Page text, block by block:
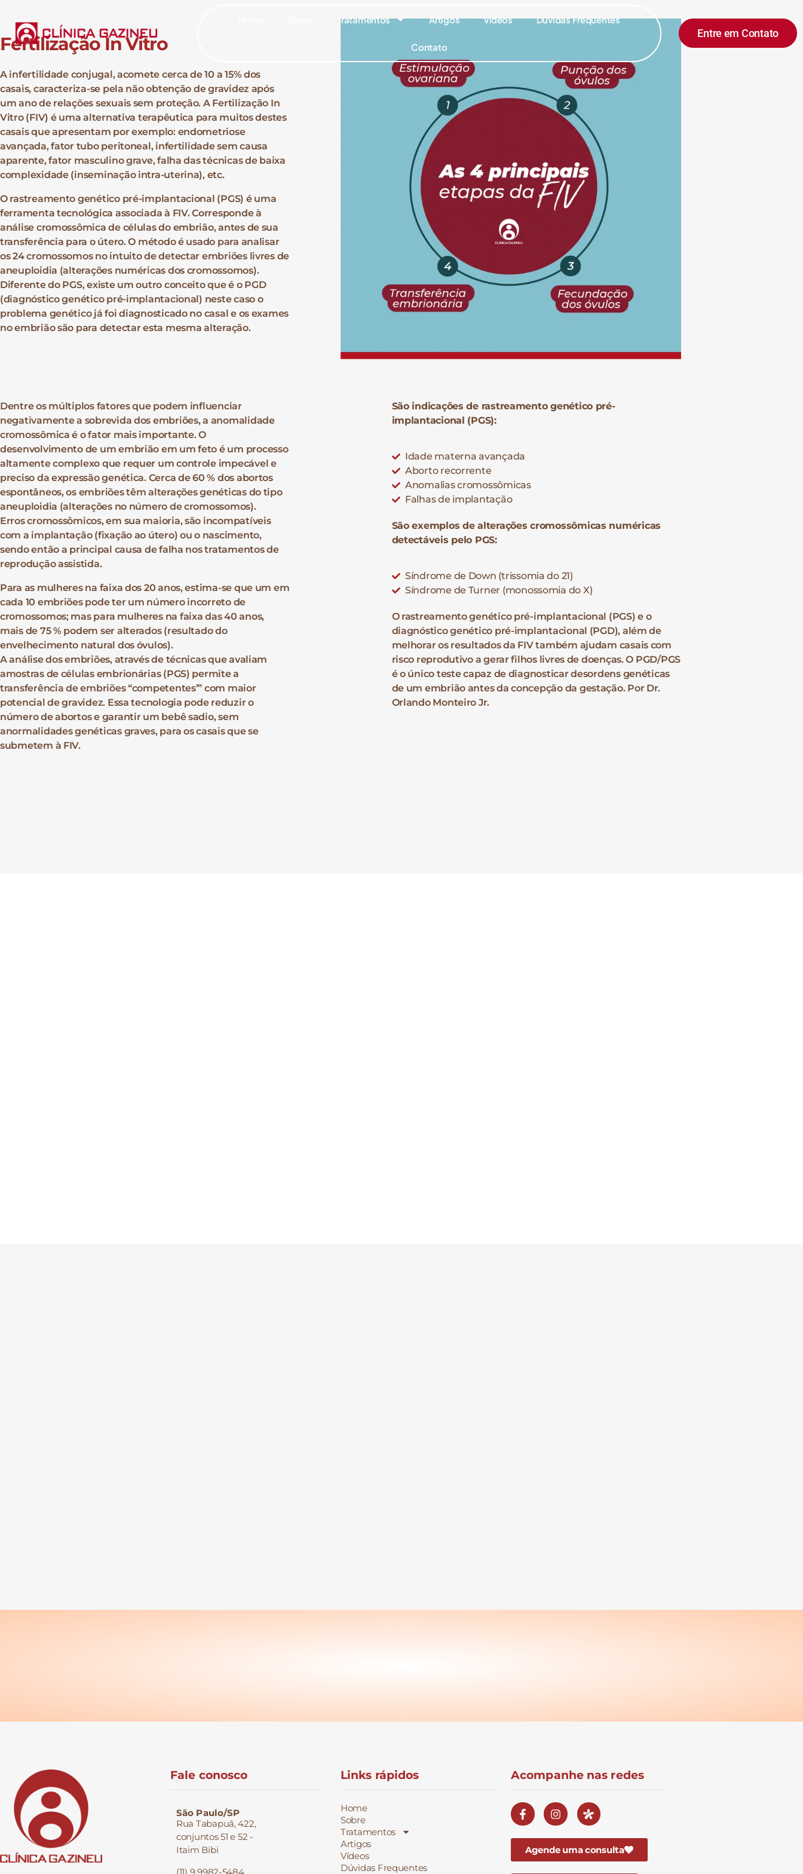
Tratamentos Artigos Vídeos Dúvidas Frequentes
Contato
Entre em Contato
Fertilização In Vitro
A infertilidade conjugal, acomete cerca de 10 a 15% dos
casais, caracteriza-se pela não obtenção de gravidez após
um ano de relações sexuais sem proteção. A Fertilização In
Vitro (FIV) é uma alternativa terapêutica para muitos destes
casais que apresentam por exemplo: endometriose
avançada, fator tubo peritoneal, infertilidade sem causa
aparente, fator masculino grave, falha das técnicas de baixa
complexidade (inseminação intra-uterina), etc.
O rastreamento genético pré-implantacional (PGS) é uma
ferramenta tecnológica associada à FIV. Corresponde à
análise cromossômica de células do embrião, antes de sua
transferência para o útero. O método é usado para analisar
os 24 cromossomos no intuito de detectar embriões livres de
aneuploidia (alterações numéricas dos cromossomos).
Diferente do PGS, existe um outro conceito que é o PGD
(diagnóstico genético pré-implantacional) neste caso o
problema genético já foi diagnosticado no casal e os exames
no embrião são para detectar esta mesma alteração.
Dentre os múltiplos fatores que podem influenciar
negativamente a sobrevida dos embriões, a anomalidade
cromossômica é o fator mais importante. O
desenvolvimento de um embrião em um feto é um processo
altamente complexo que requer um controle impecável e
preciso da expressão genética. Cerca de 60 % dos abortos
espontâneos, os embriões têm alterações genéticas do tipo
aneuploidia (alterações no número de cromossomos).
Erros cromossômicos, em sua maioria, são incompatíveis
com a implantação (fixação ao útero) ou o nascimento,
sendo então a principal causa de falha nos tratamentos de
reprodução assistida.
Para as mulheres na faixa dos 20 anos, estima-se que um em
cada 10 embriões pode ter um número incorreto de
cromossomos; mas para mulheres na faixa das 40 anos,
mais de 75 % podem ser alterados (resultado do
envelhecimento natural dos óvulos).
A análise dos embriões, através de técnicas que avaliam
amostras de células embrionárias (PGS) permite a
transferência de embriões “competentes’” com maior
potencial de gravidez. Essa tecnologia pode reduzir o
número de abortos e garantir um bebê sadio, sem
anormalidades genéticas graves, para os casais que se
submetem à FIV.
São indicações de rastreamento genético pré-
implantacional (PGS):
Idade materna avançada
Aborto recorrente
Anomalias cromossômicas
Falhas de implantação
São exemplos de alterações cromossômicas numéricas
detectáveis pelo PGS:
Síndrome de Down (trissomia do 21)
Síndrome de Turner (monossomia do X)
O rastreamento genético pré-implantacional (PGS) e o
diagnóstico genético pré-implantacional (PGD), além de
melhorar os resultados da FIV também ajudam casais com
risco reprodutivo a gerar filhos livres de doenças. O PGD/PGS
é o único teste capaz de diagnosticar desordens genéticas
de um embrião antes da concepção da gestação. Por Dr.
Orlando Monteiro Jr.
Fale conosco
São Paulo/SP
Rua Tabapuã, 422,
conjuntos 51 e 52 -
Itaim Bibi
Links rápidos
Home
Sobre
Tratamentos
Artigos
Vídeos
Dúvidas Frequentes
Acompanhe nas redes
Agende uma consulta